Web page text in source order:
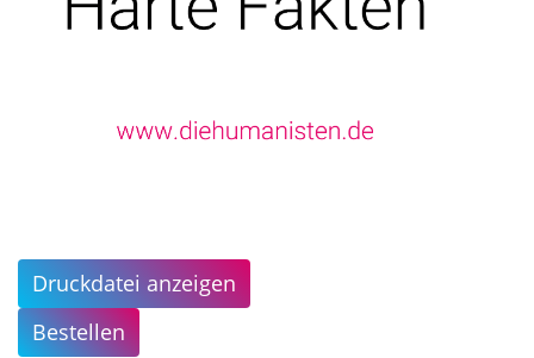
Druckdatei anzeigen
Bestellen